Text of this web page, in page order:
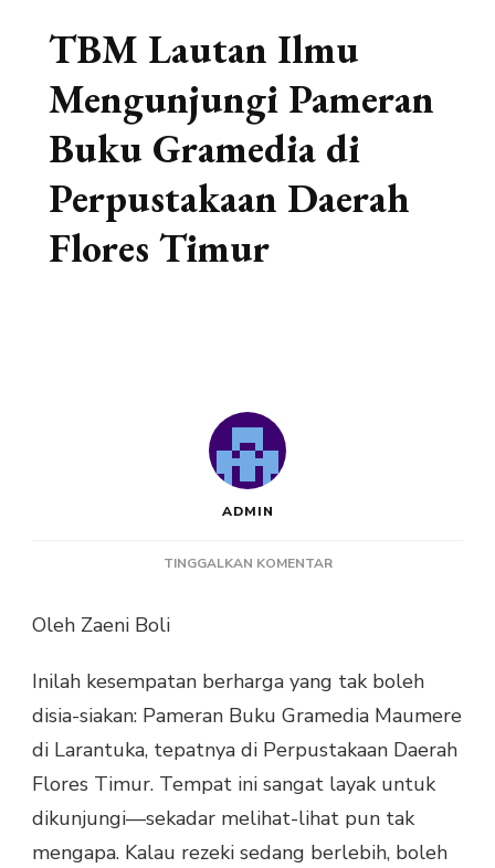
TBM Lautan Ilmu
Mengunjungi Pameran
Buku Gramedia di
Perpustakaan Daerah
Flores Timur
ADMIN
TINGGALKAN KOMENTARPADA
PAMERAN
GRAMEDIA
DI
DAERAH
FLORES
TIMUR
Oleh Zaeni Boli
Inilah kesempatan berharga yang tak boleh
disia-siakan: Pameran Buku Gramedia Maumere
di Larantuka, tepatnya di Perpustakaan Daerah
Flores Timur. Tempat ini sangat layak untuk
dikunjungi—sekadar melihat-lihat pun tak
mengapa. Kalau rezeki sedang berlebih, boleh